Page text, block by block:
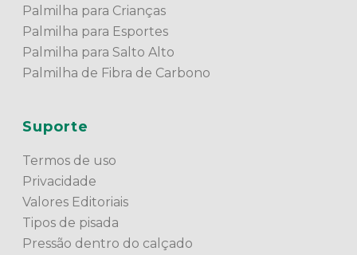
Palmilha para Crianças
Palmilha para Esportes
Palmilha para Salto Alto
Palmilha de Fibra de Carbono
Suporte
Termos de uso
Privacidade
Valores Editoriais
Tipos de pisada
Pressão dentro do calçado